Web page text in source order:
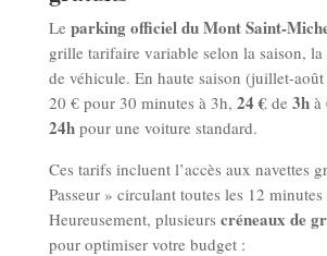
Le parking officiel du Mont Saint-
grille tarifaire variable selon la saison, la
de véhicule. En haute saison (juillet-
20 € pour 30 minutes à 3h, 24 €de 3h à
24h pour une voiture standard.
Ces tarifs incluent l’accès aux navettes
Passeur » circulant toutes les 12
Heureusement, plusieurs créneaux de
pour optimiser votre budget :